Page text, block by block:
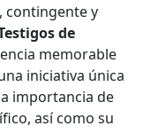
contingente y
de
memorable
iniciativa única
importancia de
así como su